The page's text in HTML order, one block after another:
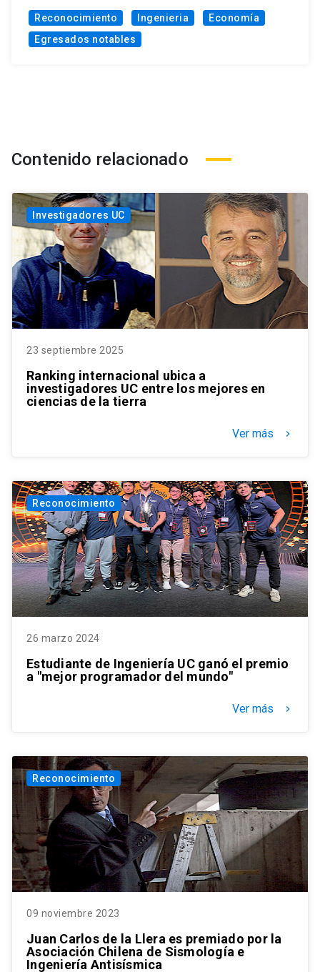
Reconocimiento Ingenieria
Economía
Egresados notables
Contenido relacionado
Investigadores UC
23 septiembre 2025
Ranking internacional ubica a
investigadores UC entre los mejores en
ciencias de la tierra
Ver más keyboard_arrow_right
Reconocimiento
26 marzo 2024
Estudiante de Ingeniería UC ganó el premio
a "mejor programador del mundo"
Ver más keyboard_arrow_right
Reconocimiento
09 noviembre 2023
Juan Carlos de la Llera es premiado por la
Asociación Chilena de Sismología e
Ingeniería Antisísmica